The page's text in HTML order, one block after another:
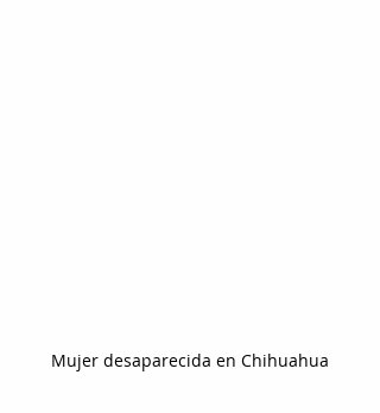
Mujer desaparecida en Chihuahua